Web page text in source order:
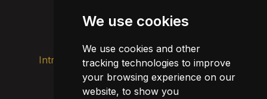
We use cookies
We use cookies and other
tracking technologies to improve
your browsing experience on our
website, to show you
Divulgació
Intranet Imatge de marca
Contacte
Transparència